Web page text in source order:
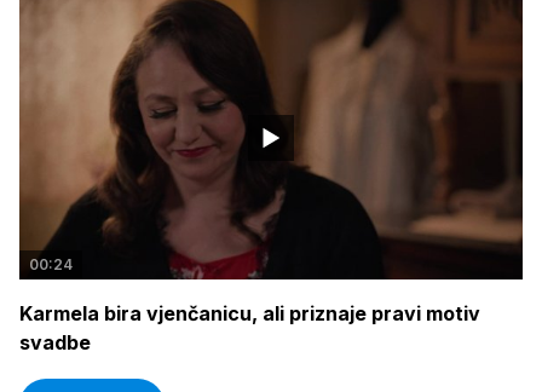
00:24
Karmela bira vjenčanicu, ali priznaje pravi motiv
svadbe